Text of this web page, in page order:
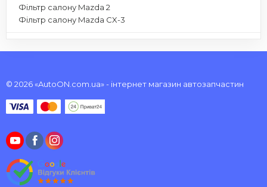
Фільтр салону Mazda 2
Фільтр салону Mazda CX-3
© 2026 «AutoON.com.ua» - інтернет магазин автозапчастин